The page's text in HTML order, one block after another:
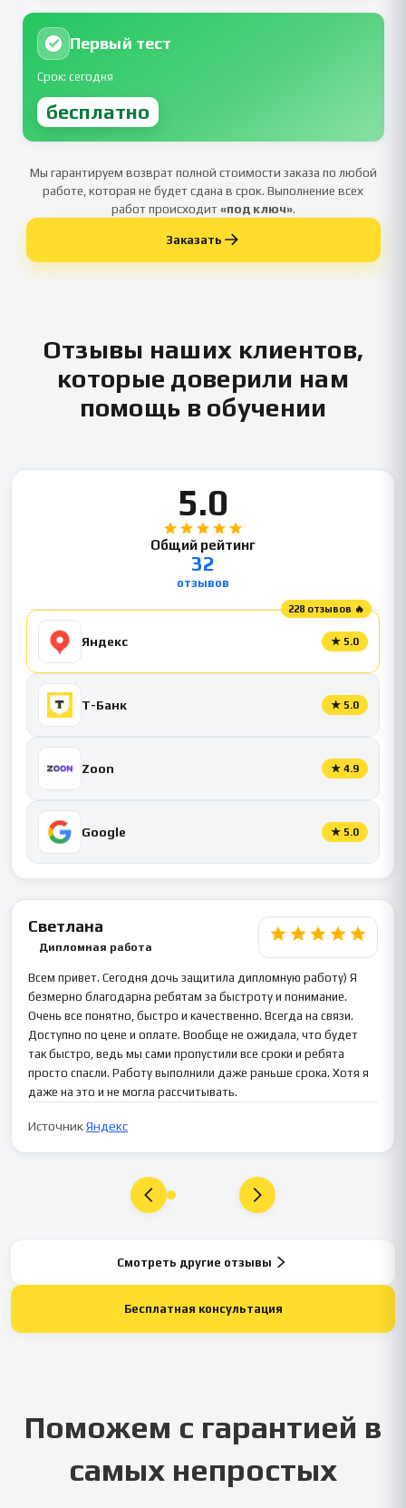
Первый тест
Срок: сегодня
бесплатно
Мы гарантируем возврат полной стоимости заказа по любой
работе, которая не будет сдана в срок. Выполнение всех
работ происходит«под ключ».
Заказать
Отзывы наших клиентов,
которые доверили нам
помощь в обучении
5.0
Общий рейтинг
32
отзывов
228 отзывов 🔥
Яндекс ★ 5.0
Т-Банк ★ 5.0
Zoon ★ 4.9
Google ★ 5.0
Светлана
Дипломная работа
Всем привет. Сегодня дочь защитила дипломную работу) Я
безмерно благодарна ребятам за быстроту и понимание.
Очень все понятно, быстро и качественно. Всегда на связи.
Доступно по цене и оплате. Вообще не ожидала, что будет
так быстро, ведь мы сами пропустили все сроки и ребята
просто спасли. Работу выполнили даже раньше срока. Хотя я
даже на это и не могла рассчитывать.
ИсточникЯндекс
Смотреть другие отзывы
Бесплатная консультация
Поможем с гарантией в
самых непростых